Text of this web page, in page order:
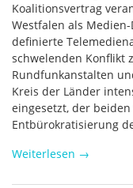
Koalitionsvertrag
Westfalen als
definierte
schwelenden Konflikt
Rundfunkanstalten
Kreis der Länder
eingesetzt, der
Entbürokratisierung
Weiterlesen →